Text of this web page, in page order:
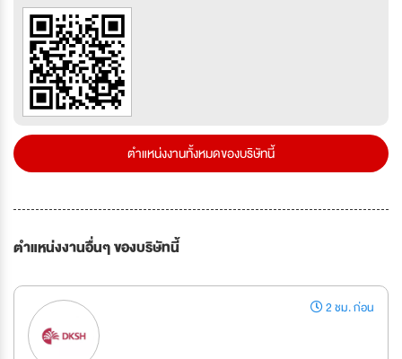
ตำแหน่งงานทั้งหมดของบริษัทนี้
ตำแหน่งงานอื่นๆ ของบริษัทนี้
2 ชม. ก่อน